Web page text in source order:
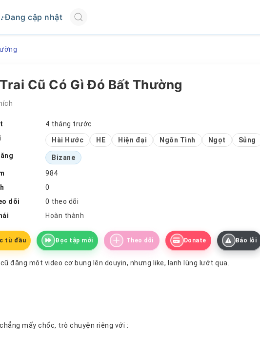
Đang cập nhật
Cũ Có Gì Đó Bất Thường
4 tháng trước
Hài Hước HE Hiện đại Ngôn Tình Ngọt
Sủng
Bizane
984
0
dõi
0 theo dõi
Hoàn thành
từ đầu Đọc tập mới Theo dõi Donate Báo lỗi
Bạn trai cũ đăng một video cơ bụng lên douyin, nhưng like, lạnh lùng lướt qua.
Kết quả chẳng mấy chốc, trò chuyện riêng với :